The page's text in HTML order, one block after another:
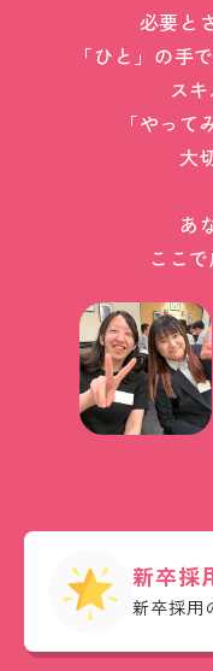
必要と
「ひと」の手
ス
「やっ
大
あ
ここ
新卒採
新卒採用